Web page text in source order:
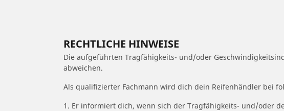
RECHTLICHE HINWEISE
Die aufgeführten Tragfähigkeits- und/oder
abweichen.
Als qualifizierter Fachmann wird dich dein Reifenhändler bei
1. Er informiert dich, wenn sich der Tragfähigkeits- und/oder